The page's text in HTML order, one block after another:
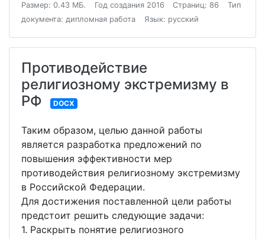
Размер: 0.43 МБ. Год создания 2016 Страниц: 86
Тип
документа: дипломная работа
Язык: русский
Противодействие
религиозному экстремизму в
РФ
DOCX
Таким образом, целью данной работы
является разработка предложений по
повышения эффективности мер
противодействия религиозному экстремизму
в Российской Федерации.
Для достижения поставленной цели работы
предстоит решить следующие задачи:
1. Раскрыть понятие религиозного